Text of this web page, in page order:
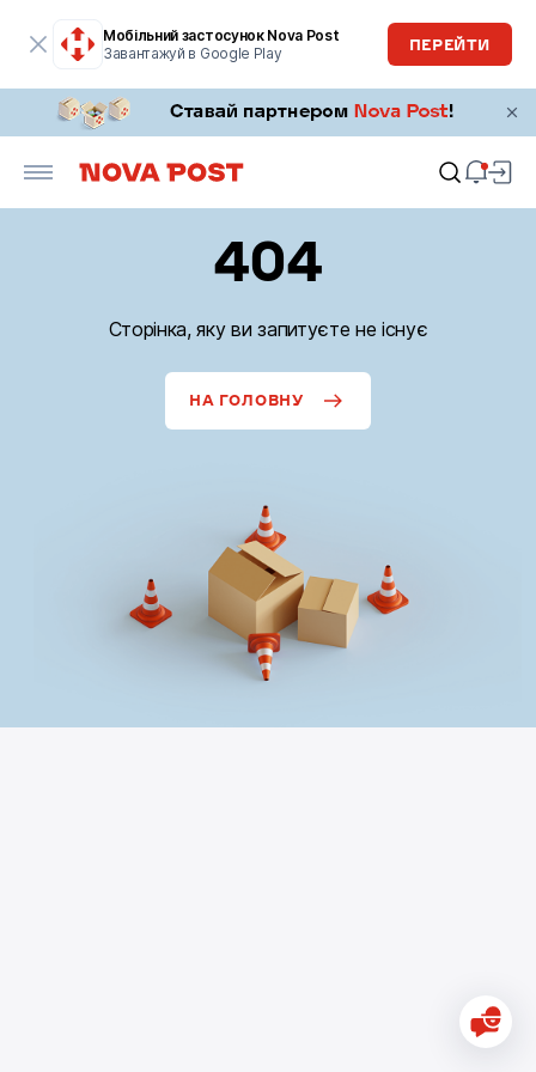
Мобільний застосунок Nova Post
Завантажуй в Google Play
ПЕРЕЙТИ
404
Сторінка, яку ви запитуєте не існує
НА ГОЛОВНУ